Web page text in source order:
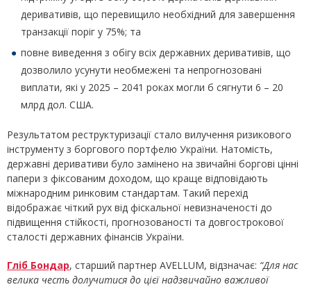
деривативів, що перевищило необхідний для завершення
транзакції поріг у 75%; та
повне виведення з обігу всіх державних деривативів, що
дозволило усунути необмежені та непрогнозовані
виплати, які у 2025 – 2041 роках могли б сягнути 6 – 20
млрд дол. США.
Результатом реструктуризації стало вилучення ризикового
інструменту з боргового портфелю України. Натомість,
державні деривативи було замінено на звичайні боргові цінні
папери з фіксованим доходом, що краще відповідають
міжнародним ринковим стандартам. Такий перехід
відображає чіткий рух від фіскальної невизначеності до
підвищення стійкості, прогнозованості та довгострокової
сталості державних фінансів України.
Гліб Бондар, старший партнер AVELLUM, відзначає: “Для нас
велика честь долучитися до цієї надзвичайно важливої